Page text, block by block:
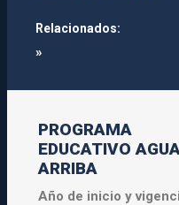
Relacionados:
»
PROGRAMA
EDUCATIVO
ARRIBA
Año de inicio y